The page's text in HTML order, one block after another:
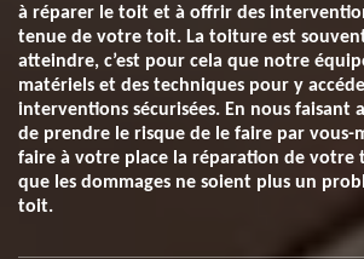
à réparer le toit et à offrir des
tenue de votre toit. La toiture est
atteindre, c’est pour cela que notre
matériels et des techniques pour y
interventions sécurisées. En nous faisant
de prendre le risque de le faire par vous-
faire à votre place la réparation de votre
que les dommages ne soient plus un
toit.